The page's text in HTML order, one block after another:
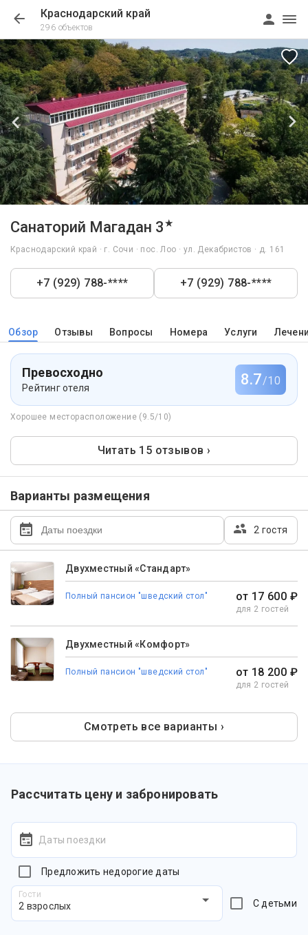
Краснодарский край
296 объектов
Санаторий Магадан 3★
Краснодарский край · г. Сочи · пос. Лоо · ул. Декабристов · д. 161
+7 (929) 788-**** +7 (929) 788-****
Обзор Отзывы Вопросы Номера Услуги
Превосходно
Рейтинг отеля 8.7/10
Хорошее месторасположение (9.5/10)
Читать 15 отзывов ›
Варианты размещения
2 гостя
Двухместный «Стандарт»
Полный пансион "шведский стол" от 17 600 ₽
для 2 гостей
Двухместный «Комфорт»
Полный пансион "шведский стол" от 18 200 ₽
для 2 гостей
Смотреть все варианты ›
Рассчитать цену и забронировать
Даты поездки
Предложить недорогие даты
Гости
2 взрослых С детьми